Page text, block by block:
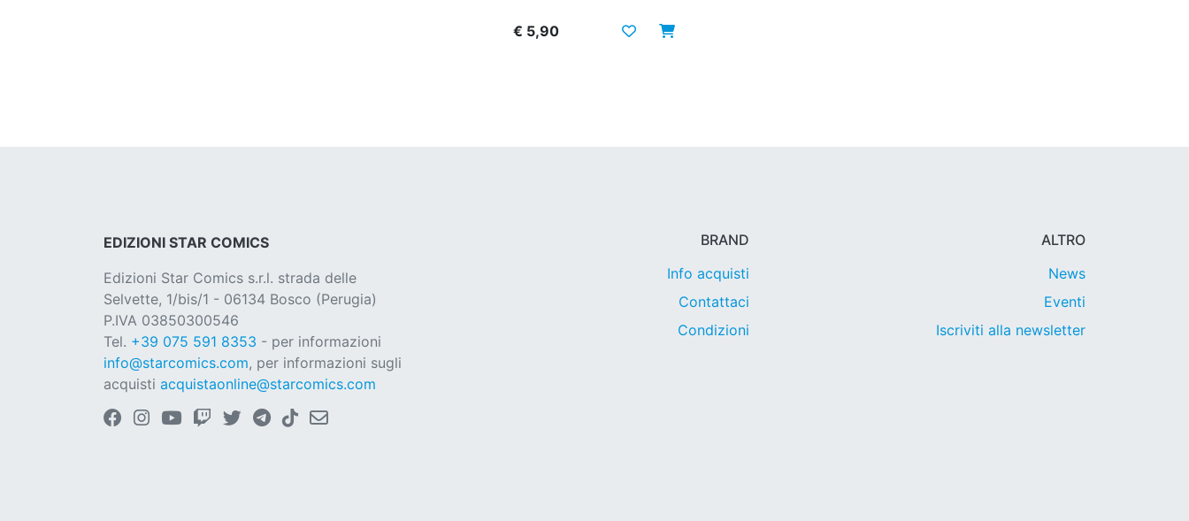
€ 5,90
EDIZIONI STAR COMICS
Edizioni Star Comics s.r.l. strada delle
Selvette, 1/bis/1 - 06134 Bosco (Perugia)
P.IVA 03850300546
Tel. +39 075 591 8353 - per informazioni
info@starcomics.com, per informazioni sugli
acquisti acquistaonline@starcomics.com
BRAND
Info acquisti
Contattaci
Condizioni
ALTRO
News
Eventi
Iscriviti alla newsletter